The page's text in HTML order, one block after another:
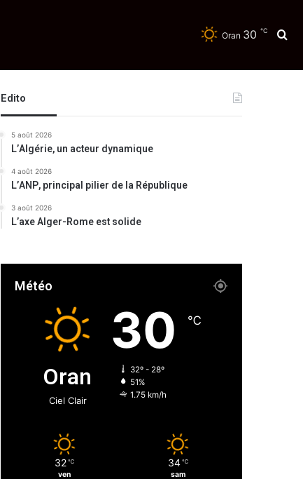
Oran 30 ℃
Edito
5 août 2026
L’Algérie, un acteur dynamique
4 août 2026
L’ANP, principal pilier de la République
3 août 2026
L’axe Alger-Rome est solide
Météo
Oran
Ciel Clair
30 ℃
32º - 28º
51%
1.75 km/h
32 ℃
ven
34 ℃
sam